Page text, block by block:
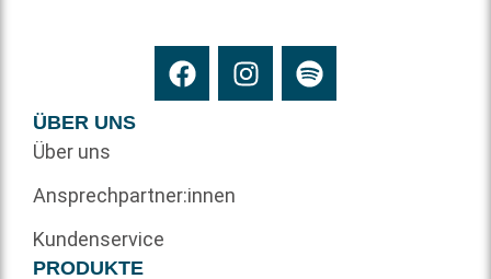
ÜBER UNS
Über uns
Ansprechpartner:innen
Kundenservice
PRODUKTE